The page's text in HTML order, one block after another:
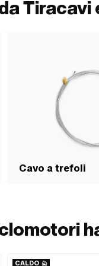
Cavo a trefoli
CALDO